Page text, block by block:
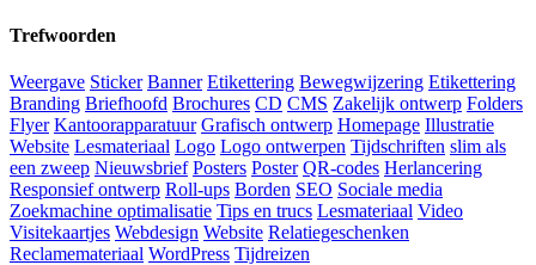
Trefwoorden
Weergave Sticker Banner Etikettering Bewegwijzering Etikettering
Branding Briefhoofd Brochures CD CMS Zakelijk ontwerp Folders
Flyer Kantoorapparatuur Grafisch ontwerp Homepage Illustratie
Website Lesmateriaal Logo Logo ontwerpen Tijdschriften slim als
een zweep Nieuwsbrief Posters Poster QR-codes Herlancering
Responsief ontwerp Roll-ups Borden SEO Sociale media
Zoekmachine optimalisatie Tips en trucs Lesmateriaal Video
Visitekaartjes Webdesign Website Relatiegeschenken
Reclamemateriaal WordPress Tijdreizen